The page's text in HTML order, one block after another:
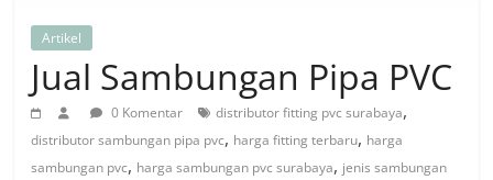
Artikel
Jual Sambungan Pipa PVC
0 Komentar distributor fitting pvc surabaya,
distributor sambungan pipa pvc, harga fitting terbaru, harga
sambungan pvc, harga sambungan pvc surabaya, jenis sambungan